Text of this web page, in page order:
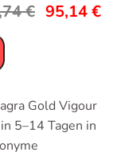
€ 95,14€
Gold Vigour
5–14 Tagen in